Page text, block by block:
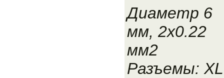
Диаметр 6
мм, 2x0.22
мм2
Разъемы: